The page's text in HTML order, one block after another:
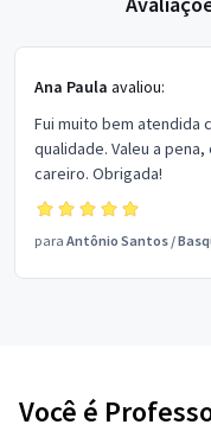
Ana Paula avaliou:
Fui muito bem atendida
qualidade. Valeu a
careiro. Obrigada!
para Antônio Santos /
Você é